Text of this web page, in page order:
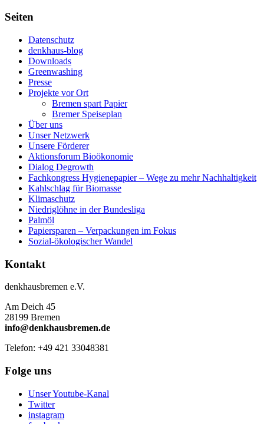
Seiten
Datenschutz
denkhaus-blog
Downloads
Greenwashing
Presse
Projekte vor Ort
Bremen spart Papier
Bremer Speiseplan
Über uns
Unser Netzwerk
Unsere Förderer
Aktionsforum Bioökonomie
Dialog Degrowth
Fachkongress Hygienepapier – Wege zu mehr Nachhaltigkeit
Kahlschlag für Biomasse
Klimaschutz
Niedriglöhne in der Bundesliga
Palmöl
Papiersparen – Verpackungen im Fokus
Sozial-ökologischer Wandel
Kontakt
denkhausbremen e.V.
Am Deich 45
28199 Bremen
info@denkhausbremen.de
Telefon: +49 421 33048381
Folge uns
Unser Youtube-Kanal
Twitter
instagram